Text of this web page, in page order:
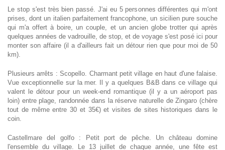
Le stop s'est très bien passé. J'ai eu 5 personnes différentes qui m'ont
prises, dont un italien parfaitement francophone, un sicilien pure souche
qui m'a offert à boire, un couple, et un ancien globe trotter qui après
quelques années de vadrouille, de stop, et de voyage s'est posé ici pour
monter son affaire (il a d'ailleurs fait un détour rien que pour moi de 50
km).
Plusieurs arrêts : Scopello. Charmant petit village en haut d'une falaise.
Vue exceptionnelle sur la mer. Il y a quelques B&B dans ce village qui
valent le détour pour un week-end romantique (il y a un aéroport pas
loin) entre plage, randonnée dans la réserve naturelle de Zingaro (chère
tout de même entre 30 et 35€) et visites de sites historiques dans le
coin.
Castellmare del golfo : Petit port de pêche. Un château domine
l'ensemble du village. Le 13 juillet de chaque année, une fête est